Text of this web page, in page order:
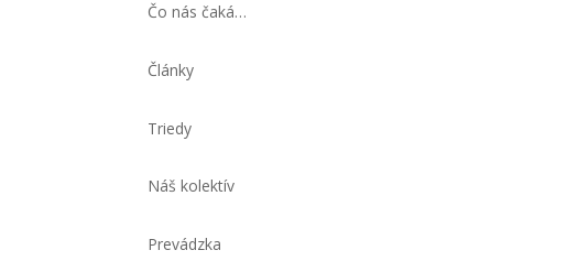
Čo nás čaká…
Články
Triedy
Náš kolektív
Prevádzka